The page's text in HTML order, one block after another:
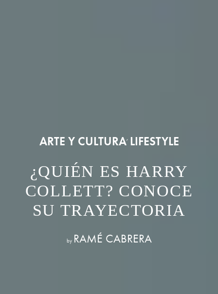
ARTE Y CULTURA, LIFESTYLE
¿QUIÉN ES HARRY
COLLETT? CONOCE
SU TRAYECTORIA
by RAMÉ CABRERA